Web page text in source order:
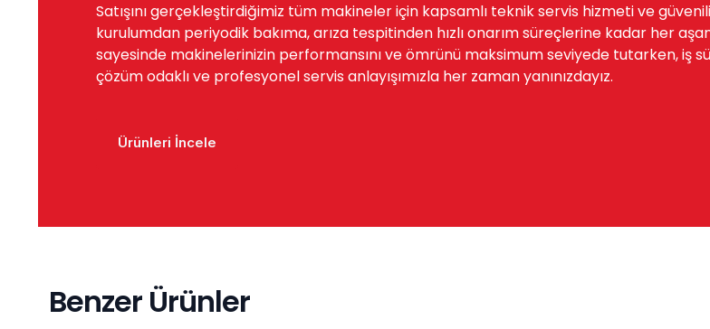
Satışını gerçekleştirdiğimiz tüm makineler için kapsamlı teknik servis hizmeti ve
kurulumdan periyodik bakıma, arıza tespitinden hızlı onarım süreçlerine kadar her
sayesinde makinelerinizin performansını ve ömrünü maksimum seviyede tutarken, iş
çözüm odaklı ve profesyonel servis anlayışımızla her zaman yanınızdayız.
Ürünleri İncele
Benzer Ürünler